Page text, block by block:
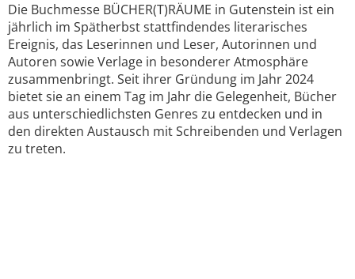
Die Buchmesse BÜCHER(T)RÄUME in Gutenstein ist ein
jährlich im Spätherbst stattfindendes literarisches
Ereignis, das Leserinnen und Leser, Autorinnen und
Autoren sowie Verlage in besonderer Atmosphäre
zusammenbringt. Seit ihrer Gründung im Jahr 2024
bietet sie an einem Tag im Jahr die Gelegenheit, Bücher
aus unterschiedlichsten Genres zu entdecken und in
den direkten Austausch mit Schreibenden und Verlagen
zu treten.